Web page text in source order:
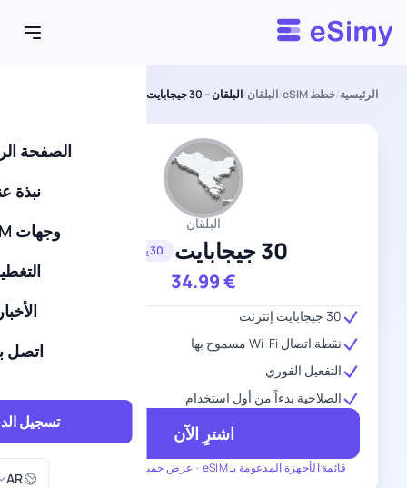
Esimy
الصفحة
نبذة
وجهات eSIM
اتصل
تسجيل
AR
اختر
الرئيسية/خطط eSIM /البلقان/البلقان – 30 جيجابايت – 30 يومًا
البلقان
30 جيجابايت 30 يومًا
34.99€
قائمة الأجهزة المدعومة بـ eSIM - عرض جميع الخطط لـ البلقان
30 جيجابايت إنترنت
نقطة اتصال Wi-Fi مسموح بها
التفعيل الفوري
الصلاحية بدءاً من أول استخدام
اشترِ الآن